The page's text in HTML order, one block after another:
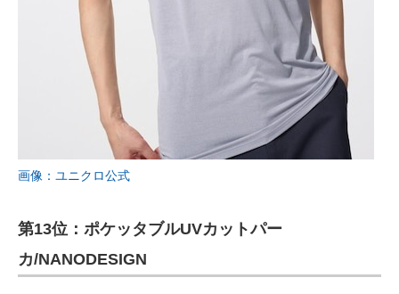
画像：ユニクロ公式
第13位：ポケッタブルUVカットパー
カ/NANODESIGN